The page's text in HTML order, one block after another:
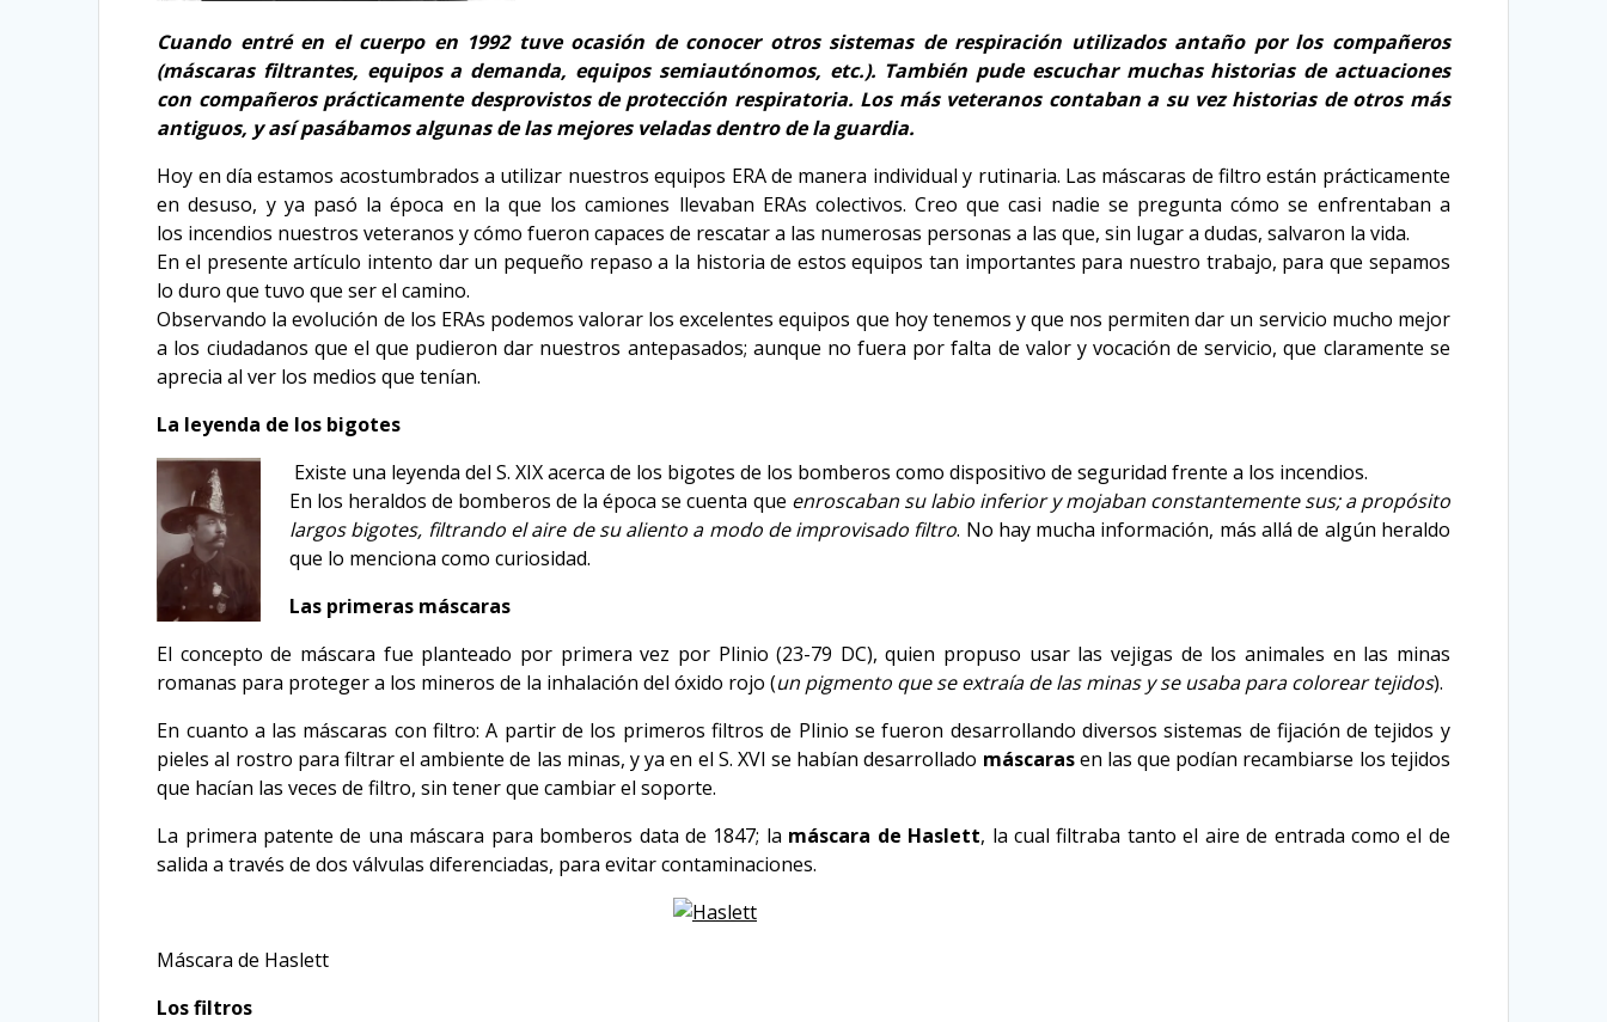
Cuando entré en el cuerpo en 1992 tuve ocasión de conocer otros sistemas de respiración utilizados antaño por los compañeros
(máscaras filtrantes, equipos a demanda, equipos semiautónomos, etc.). También pude escuchar muchas historias de actuaciones
con compañeros prácticamente desprovistos de protección respiratoria. Los más veteranos contaban a su vez historias de otros más
antiguos, y así pasábamos algunas de las mejores veladas dentro de la guardia.
Hoy en día estamos acostumbrados a utilizar nuestros equipos ERA de manera individual y rutinaria. Las máscaras de filtro están prácticamente
en desuso, y ya pasó la época en la que los camiones llevaban ERAs colectivos. Creo que casi nadie se pregunta cómo se enfrentaban a
los incendios nuestros veteranos y cómo fueron capaces de rescatar a las numerosas personas a las que, sin lugar a dudas, salvaron la vida.
En el presente artículo intento dar un pequeño repaso a la historia de estos equipos tan importantes para nuestro trabajo, para que sepamos
lo duro que tuvo que ser el camino.
Observando la evolución de los ERAs podemos valorar los excelentes equipos que hoy tenemos y que nos permiten dar un servicio mucho mejor
a los ciudadanos que el que pudieron dar nuestros antepasados; aunque no fuera por falta de valor y vocación de servicio, que claramente se
aprecia al ver los medios que tenían.
La leyenda de los bigotes
Existe una leyenda del S. XIX acerca de los bigotes de los bomberos como dispositivo de seguridad frente a los incendios.
En los heraldos de bomberos de la época se cuenta que enroscaban su labio inferior y mojaban constantemente sus; a propósito
largos bigotes, filtrando el aire de su aliento a modo de improvisado filtro. No hay mucha información, más allá de algún heraldo
que lo menciona como curiosidad.
Las primeras máscaras
El concepto de máscara fue planteado por primera vez por Plinio (23-79 DC), quien propuso usar las vejigas de los animales en las minas
romanas para proteger a los mineros de la inhalación del óxido rojo (un pigmento que se extraía de las minas y se usaba para colorear tejidos).
En cuanto a las máscaras con filtro: A partir de los primeros filtros de Plinio se fueron desarrollando diversos sistemas de fijación de tejidos y
pieles al rostro para filtrar el ambiente de las minas, y ya en el S. XVI se habían desarrollado máscarasen las que podían recambiarse los tejidos
que hacían las veces de filtro, sin tener que cambiar el soporte.
La primera patente de una máscara para bomberos data de 1847; la máscara de Haslett, la cual filtraba tanto el aire de entrada como el de
salida a través de dos válvulas diferenciadas, para evitar contaminaciones.
Máscara de Haslett
Los filtros